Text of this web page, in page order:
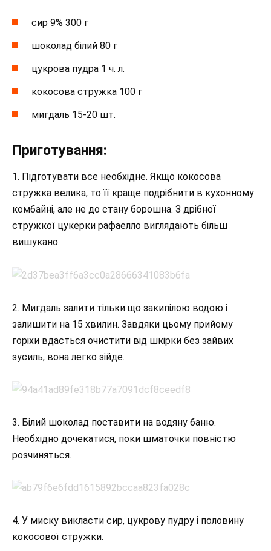
сир 9% 300 г
шоколад білий 80 г
цукрова пудра 1 ч. л.
кокосова стружка 100 г
мигдаль 15-20 шт.
Приготування:
1. Підготувати все необхідне. Якщо кокосова
стружка велика, то її краще подрібнити в кухонному
комбайні, але не до стану борошна. З дрібної
стружкої цукерки рафаелло виглядають більш
вишукано.
2. Мигдаль залити тільки що закипілою водою і
залишити на 15 хвилин. Завдяки цьому прийому
горіхи вдасться очистити від шкірки без зайвих
зусиль, вона легко зійде.
3. Білий шоколад поставити на водяну баню.
Необхідно дочекатися, поки шматочки повністю
розчиняться.
4. У миску викласти сир, цукрову пудру і половину
кокосової стружки.